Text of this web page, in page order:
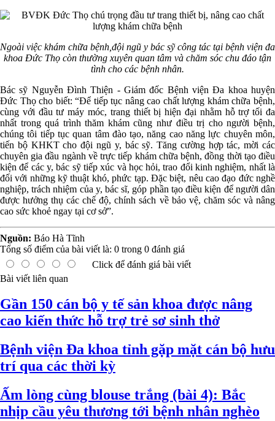
Ngoài việc khám chữa bệnh,đội ngũ y bác sỹ công tác tại bệnh viện đa
khoa Đức Thọ còn thường xuyên quan tâm và chăm sóc chu đáo tận
tình cho các bệnh nhân.
Bác sỹ Nguyễn Đình Thiện - Giám đốc Bệnh viện Đa khoa huyện
Đức Thọ cho biết: “Để tiếp tục nâng cao chất lượng khám chữa bệnh,
cùng với đầu tư máy móc, trang thiết bị hiện đại nhằm hỗ trợ tối đa
nhất trong quá trình thăm khám cũng như điều trị cho người bệnh,
chúng tôi tiếp tục quan tâm đào tạo, năng cao năng lực chuyên môn,
tiến bộ KHKT cho đội ngũ y, bác sỹ. Tăng cường hợp tác, mời các
chuyên gia đầu ngành về trực tiếp khám chữa bệnh, đồng thời tạo điều
kiện để các y, bác sỹ tiếp xúc và học hỏi, trao đổi kinh nghiệm, nhất là
đối với những kỹ thuật khó, phức tạp. Đặc biệt, nêu cao đạo đức nghề
nghiệp, trách nhiệm của y, bác sĩ, góp phần tạo điều kiện để người dân
được hưởng thụ các chế độ, chính sách về bảo vệ, chăm sóc và nâng
cao sức khoẻ ngay tại cơ sở”.
Nguồn: Báo Hà Tĩnh
Tổng số điểm của bài viết là: 0 trong 0 đánh giá
Click để đánh giá bài viết
Bài viết liên quan
Gần 150 cán bộ y tế sản khoa được nâng
cao kiến thức hỗ trợ trẻ sơ sinh thở
Bệnh viện Đa khoa tỉnh gặp mặt cán bộ hưu
trí qua các thời kỳ
Ấm lòng cùng blouse trắng (bài 4): Bắc
nhịp cầu yêu thương tới bệnh nhân nghèo